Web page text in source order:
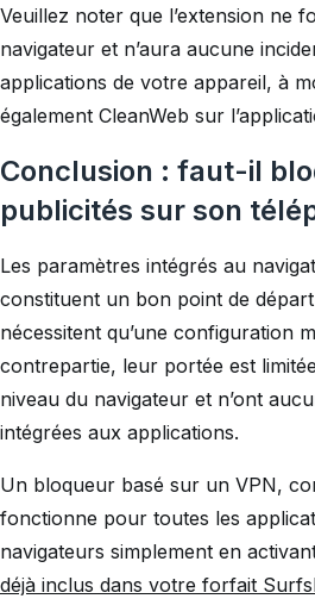
Veuillez noter que l’extension ne
navigateur et n’aura aucune
applications de votre appareil, à
également CleanWeb sur
Conclusion : faut-il
publicités sur son
Les paramètres intégrés au
constituent un bon point de
nécessitent qu’une configuration
contrepartie, leur portée est
niveau du navigateur et n’ont
intégrées aux applications.
Un bloqueur basé sur un VPN,
fonctionne pour toutes les
navigateurs simplement en
déjà inclus dans votre forfait